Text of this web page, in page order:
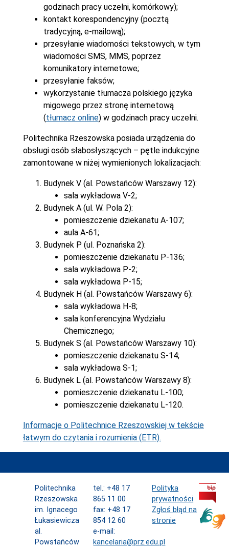
godzinach pracy uczelni, komórkowy);
kontakt korespondencyjny (pocztą
tradycyjną, e-mailową);
przesyłanie wiadomości tekstowych, w tym
wiadomości SMS, MMS, poprzez
komunikatory internetowe;
przesyłanie faksów;
wykorzystanie tłumacza polskiego języka
migowego przez stronę internetową
(tłumacz online) w godzinach pracy uczelni.
Politechnika Rzeszowska posiada urządzenia do
obsługi osób słabosłyszących – pętle indukcyjne
zamontowane w niżej wymienionych lokalizacjach:
Budynek V (al. Powstańców Warszawy 12):
sala wykładowa V-2;
Budynek A (ul. W. Pola 2):
pomieszczenie dziekanatu A-107;
aula A-61;
Budynek P (ul. Poznańska 2):
pomieszczenie dziekanatu P-136;
sala wykładowa P-2;
sala wykładowa P-15;
Budynek H (al. Powstańców Warszawy 6):
sala wykładowa H-8;
sala konferencyjna Wydziału
Chemicznego;
Budynek S (al. Powstańców Warszawy 10):
pomieszczenie dziekanatu S-14;
sala wykładowa S-1;
Budynek L (al. Powstańców Warszawy 8):
pomieszczenie dziekanatu L-100;
pomieszczenie dziekanatu L-120.
Informacje o Politechnice Rzeszowskiej w tekście
łatwym do czytania i rozumienia (ETR).
Politechnika
Rzeszowska
im. Ignacego
Łukasiewicza
al.
Powstańców
tel.: +48 17
865 11 00
fax: +48 17
854 12 60
e-mail:
kancelaria@prz.edu.pl
Polityka
prywatności
Zgłoś błąd na
stronie